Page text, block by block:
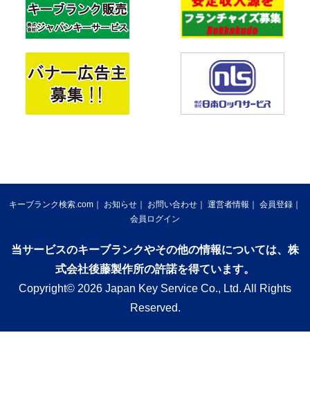
キーブランク検索.com お知らせ お問い合わせ 運営者情報
会員登録
会員ログイン
当サービスのキーブランクやその他の情報については、株
式会社後藤製作所の許諾を得ています。
Copyright© 2026 Japan Key Service Co., Ltd. All Rights
Reserved.